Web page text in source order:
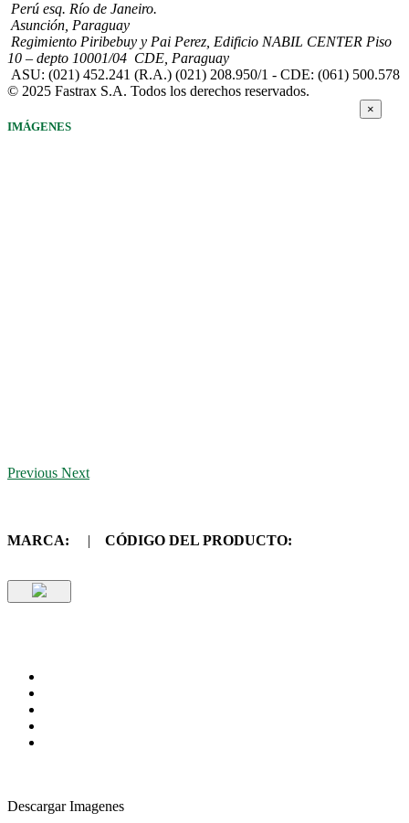
Perú esq. Río de Janeiro.
Asunción, Paraguay
Regimiento Piribebuy y Pai Perez, Edificio NABIL CENTER Piso
10 – depto 10001/04 CDE, Paraguay
ASU: (021) 452.241 (R.A.) (021) 208.950/1 - CDE: (061) 500.578
© 2025 Fastrax S.A. Todos los derechos reservados.
IMÁGENES
×
Previous Next
MARCA: | CÓDIGO DEL PRODUCTO:
Descargar Imagenes